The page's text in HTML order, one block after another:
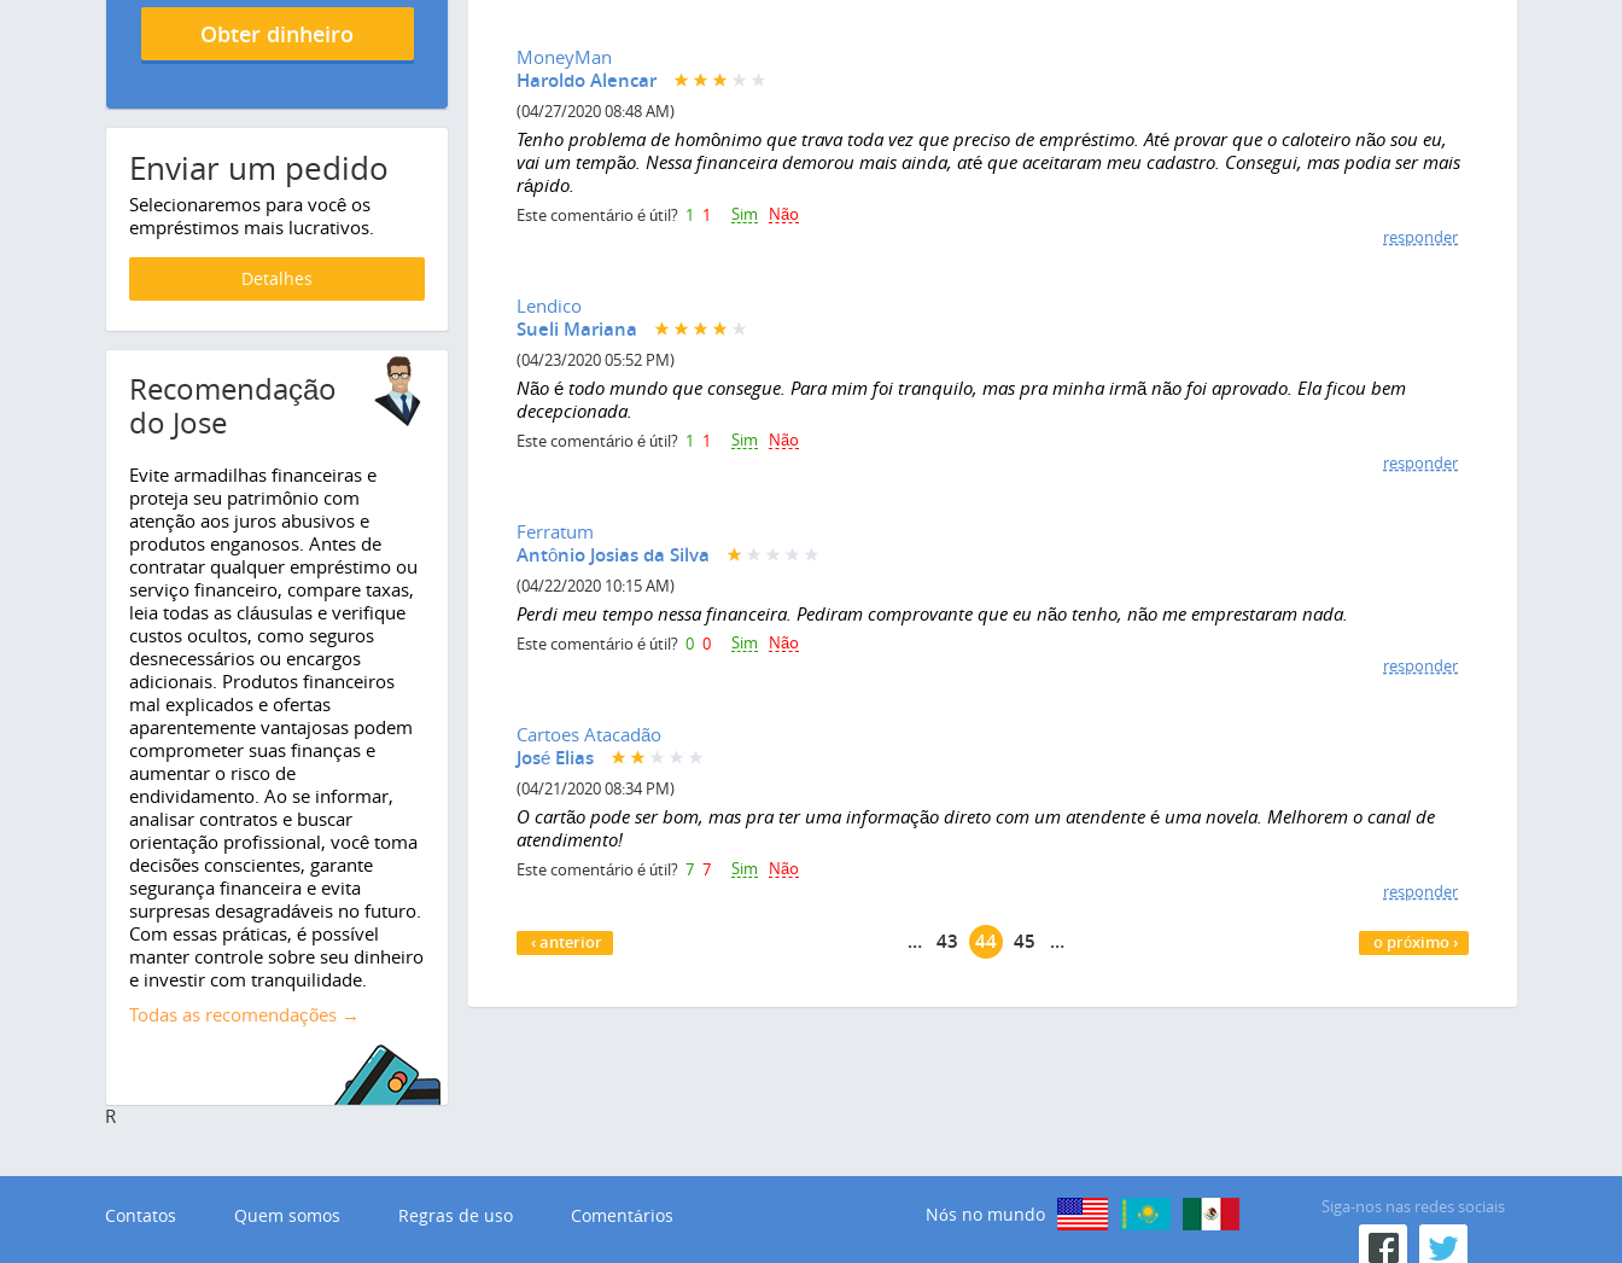
MoneyMan
Haroldo Alencar
(04/27/2020 08:48 AM)
Tenho problema de homônimo que trava toda vez que preciso de empréstimo. Até provar que o caloteiro não sou eu,
vai um tempão. Nessa financeira demorou mais ainda, até que aceitaram meu cadastro. Consegui, mas podia ser mais
rápido.
Este comentário é útil? 1 1 Sim
Não
responder
Lendico
Sueli Mariana
(04/23/2020 05:52 PM)
Não é todo mundo que consegue. Para mim foi tranquilo, mas pra minha irmã não foi aprovado. Ela ficou bem
decepcionada.
Este comentário é útil? 1 1 Sim
Não
responder
Ferratum
Antônio Josias da Silva
(04/22/2020 10:15 AM)
Perdi meu tempo nessa financeira. Pediram comprovante que eu não tenho, não me emprestaram nada.
Este comentário é útil? 0 0 Sim
Não
responder
Cartoes Atacadão
José Elias
(04/21/2020 08:34 PM)
O cartão pode ser bom, mas pra ter uma informação direto com um atendente é uma novela. Melhorem o canal de
atendimento!
Este comentário é útil? 7 7 Sim
Não
responder
Páginas
‹ anterior … 43 44 45 … o próximo ›
Obter dinheiro
Enviar um pedido
Selecionaremos para você os
empréstimos mais lucrativos.
Detalhes
Recomendação
do Jose
Evite armadilhas financeiras e
proteja seu patrimônio com
atenção aos juros abusivos e
produtos enganosos. Antes de
contratar qualquer empréstimo ou
serviço financeiro, compare taxas,
leia todas as cláusulas e verifique
custos ocultos, como seguros
desnecessários ou encargos
adicionais. Produtos financeiros
mal explicados e ofertas
aparentemente vantajosas podem
comprometer suas finanças e
aumentar o risco de
endividamento. Ao se informar,
analisar contratos e buscar
orientação profissional, você toma
decisões conscientes, garante
segurança financeira e evita
surpresas desagradáveis no futuro.
Com essas práticas, é possível
manter controle sobre seu dinheiro
e investir com tranquilidade.
Todas as recomendações →
R
Contatos Quem somos Regras de uso Comentários Nós no mundo Siga-nos nas redes sociais